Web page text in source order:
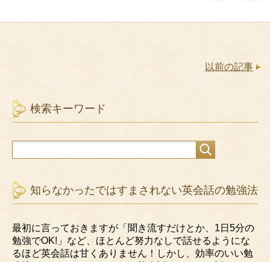
以前の記事
検索キーワード
知らなかったではすまされない英会話の勉強法
最初に言っておきますが「聞き流すだけとか、1日5分の
勉強でOK!」など、ほとんど努力なしで話せるようにな
るほど英会話は甘くありません！しかし、効率のいい勉